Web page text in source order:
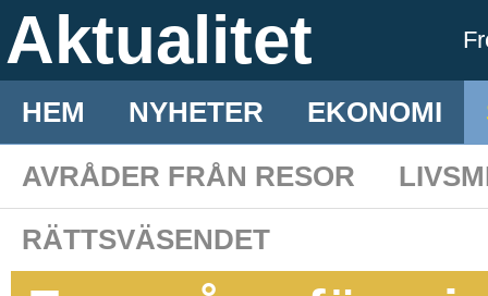
Aktualitet
HEM NYHETER EKONOMI
AVRÅDER FRÅN RESOR
RÄTTSVÄSENDET